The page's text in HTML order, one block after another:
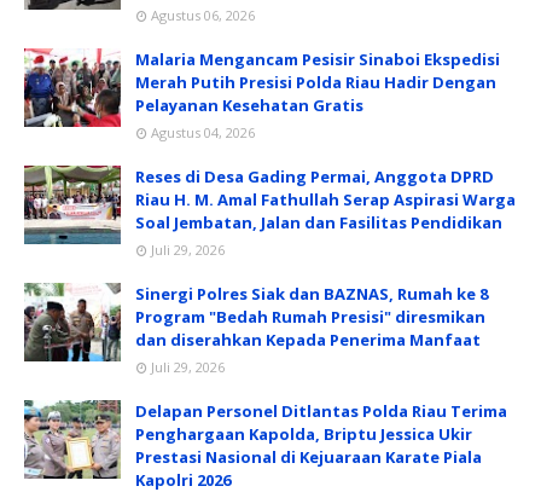
Agustus 06, 2026
Malaria Mengancam Pesisir Sinaboi Ekspedisi
Merah Putih Presisi Polda Riau Hadir Dengan
Pelayanan Kesehatan Gratis
Agustus 04, 2026
Reses di Desa Gading Permai, Anggota DPRD
Riau H. M. Amal Fathullah Serap Aspirasi Warga
Soal Jembatan, Jalan dan Fasilitas Pendidikan
Juli 29, 2026
Sinergi Polres Siak dan BAZNAS, Rumah ke 8
Program "Bedah Rumah Presisi" diresmikan
dan diserahkan Kepada Penerima Manfaat
Juli 29, 2026
Delapan Personel Ditlantas Polda Riau Terima
Penghargaan Kapolda, Briptu Jessica Ukir
Prestasi Nasional di Kejuaraan Karate Piala
Kapolri 2026